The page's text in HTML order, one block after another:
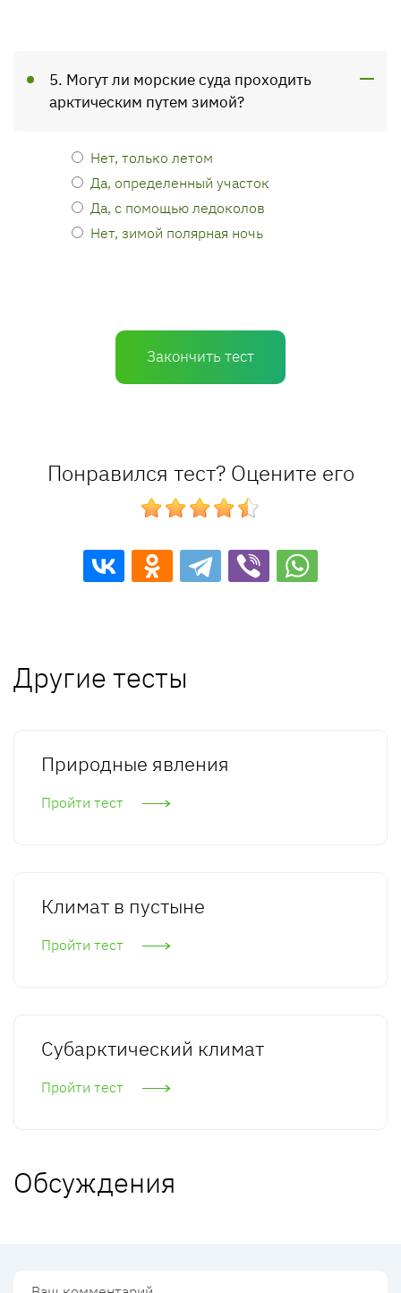
5. Могут ли морские суда проходить
арктическим путем зимой?
Нет, только летом
Да, определенный участок
Да, с помощью ледоколов
Нет, зимой полярная ночь
Закончить тест
Понравился тест? Оцените его
Другие тесты
Природные явления
Пройти тест
Климат в пустыне
Пройти тест
Субарктический климат
Пройти тест
Обсуждения